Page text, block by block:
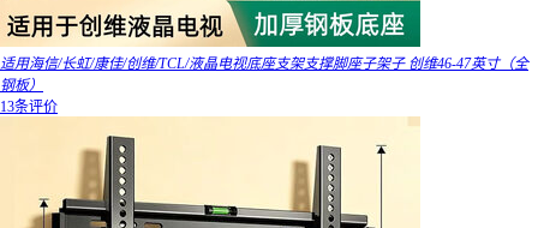
适用海信/长虹/康佳/创维/TCL/液晶电视底座支架支撑脚座子架子 创维46-47英寸（全
钢板）
13条评价